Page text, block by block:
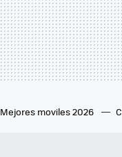
Mejores moviles 2026